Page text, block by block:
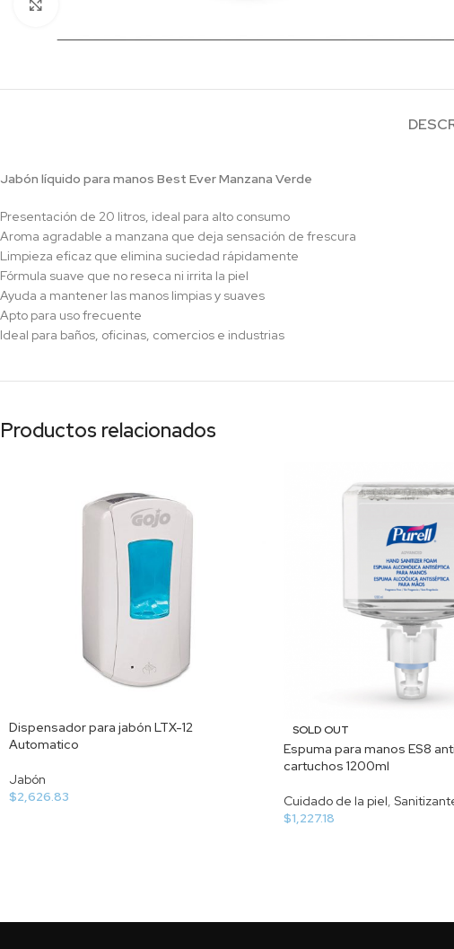
Jabón líquido para manos Best Ever Manzana Verde
Presentación de 20 litros, ideal para alto consumo
Aroma agradable a manzana que deja sensación de frescura
Limpieza eficaz que elimina suciedad rápidamente
Fórmula suave que no reseca ni irrita la piel
Ayuda a mantener las manos limpias y suaves
Apto para uso frecuente
Ideal para baños, oficinas, comercios e industrias
Productos relacionados
Dispensador para jabón LTX-12
Automatico
Jabón
$2,626.83
SOLD OUT
Espuma para manos ES8
cartuchos 1200ml
Cuidado de la piel
$1,227.18